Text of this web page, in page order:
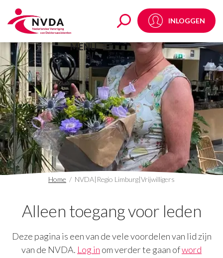
NVDA|Regio INLOGGEN
MENU
Home / NVDA|Regio Limburg|Vrijwilligers
Alleen toegang voor leden
Deze pagina is een van de vele voordelen van lid zijn
van de NVDA. Log in om verder te gaan ofword